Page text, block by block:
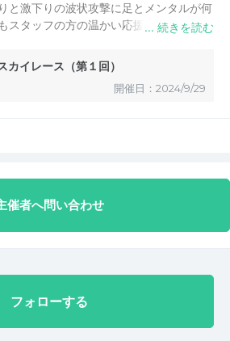
と激下りの波状攻撃に足とメンタルが何
スタッフの方の温かい応援で頑張り続け
々の温かさという点でも素晴らしいと思
カイレース（第１回）
開催日：2024/9/29
催者へ問い合わせ
フォローする